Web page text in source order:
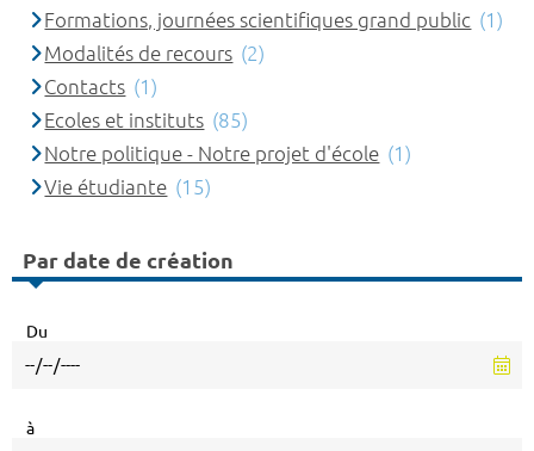
Formations, journées scientifiques grand public (1)
Modalités de recours (2)
Contacts (1)
Ecoles et instituts (85)
Notre politique - Notre projet d'école (1)
Vie étudiante (15)
Par date de création
Du
à